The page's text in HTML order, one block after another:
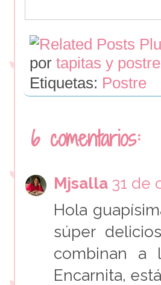
por tapitas y
Etiquetas: Postre
6 comentarios:
Mjsalla 31 de
Hola
súper
combinan a
Encarnita,